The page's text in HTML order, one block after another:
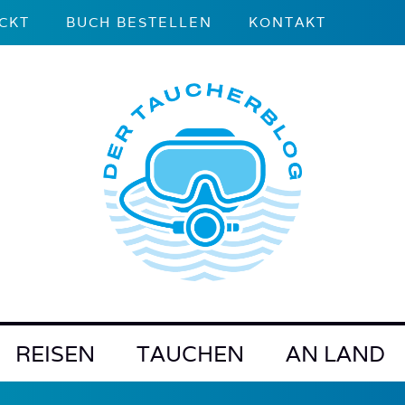
BUCH BESTELLEN KONTAKT
REISEN TAUCHEN AN LAND